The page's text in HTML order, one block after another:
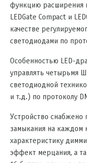
функцию расширения
LEDGate Compact и
качестве
светодиодами по
Особенностью LED-
управлять четырьмя
светодиодной
и т.д.) по протоколу
Устройство
замыкания на каждом
характеристику
эффект мерцания, а